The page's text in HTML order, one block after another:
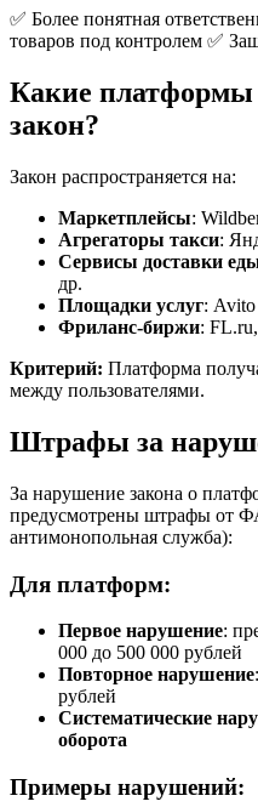
✅ Более понятная
товаров под контролем ✅
Какие платформы
закон?
Закон распространяется на:
Маркетплейсы:
Агрегаторы такси:
Сервисы доставки
др.
Площадки услуг:
Фриланс-биржи:
Критерий: Платформа
между пользователями.
Штрафы за
За нарушение закона о
предусмотрены штрафы от
антимонопольная служба):
Для платформ:
Первое нарушение:
000 до 500 000 рублей
Повторное нарушение
рублей
Систематические
оборота
Примеры нарушений: